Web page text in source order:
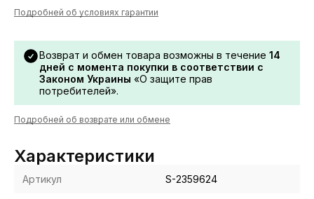
Подробней об условиях гарантии
Возврат и обмен товара возможны в течение 14
дней с момента покупки в соответствии с
Законом Украины «О защите прав
потребителей».
Подробней об возврате или обмене
Характеристики
Артикул S-2359624